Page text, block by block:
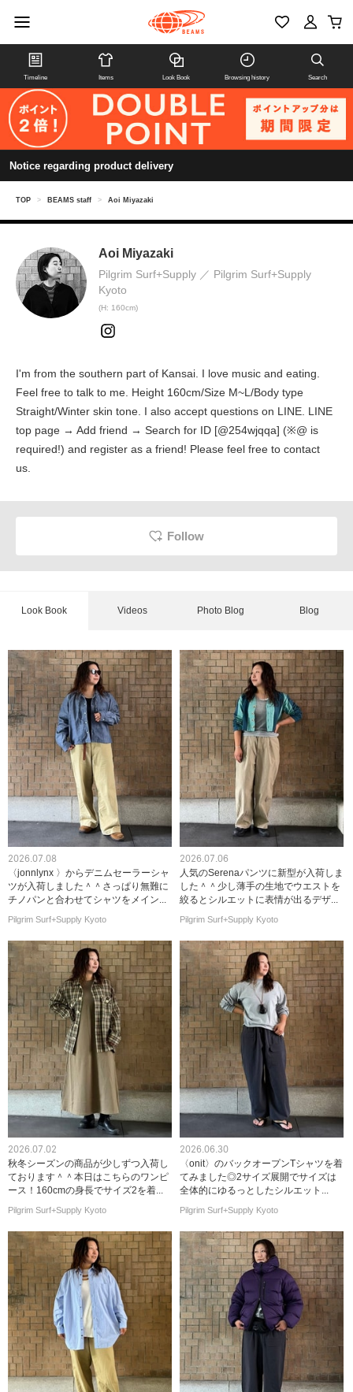
Timeline Items Look Book Browsing history Search
Notice regarding product delivery
TOP > BEAMS staff > Aoi Miyazaki
Aoi Miyazaki
Pilgrim Surf+Supply
Pilgrim Surf+Supply
Kyoto
(H: 160cm)
I'm from the southern part of Kansai. I love music and eating.
Feel free to talk to me. Height 160cm/Size M~L/Body type
Straight/Winter skin tone. I also accept questions on LINE. LINE
top page → Add friend → Search for ID [@254wjqqa] (※@ is
required!) and register as a friend! Please feel free to contact
us.
Follow
Look Book Videos Photo Blog Blog
2026.07.08
〈jonnlynx 〉からデニムセーラーシャ
ツが入荷しました＾＾さっぱり無難に
チノパンと合わせてシャツをメイン...
Pilgrim Surf+Supply Kyoto
2026.07.06
人気のSerenaパンツに新型が入荷しま
した＾＾少し薄手の生地でウエストを
絞るとシルエットに表情が出るデザ...
Pilgrim Surf+Supply Kyoto
2026.07.02
秋冬シーズンの商品が少しずつ入荷し
ております＾＾本日はこちらのワンピ
ース！160cmの身長でサイズ2を着...
Pilgrim Surf+Supply Kyoto
2026.06.30
〈onit〉のバックオープンTシャツを着
てみました◎2サイズ展開でサイズは
全体的にゆるっとしたシルエット...
Pilgrim Surf+Supply Kyoto